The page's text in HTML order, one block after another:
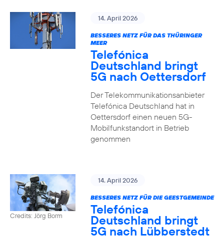
14. April 2026
BESSERES NETZ FÜR DAS THÜRINGER
MEER
Telefónica
Deutschland bringt
5G nach Oettersdorf
Der Telekommunikationsanbieter
Telefónica Deutschland hat in
Oettersdorf einen neuen 5G-
Mobilfunkstandort in Betrieb
genommen
Credits: Jörg Borm
14. April 2026
BESSERES NETZ FÜR DIE GEESTGEMEINDE
Telefónica
Deutschland bringt
5G nach Lübberstedt